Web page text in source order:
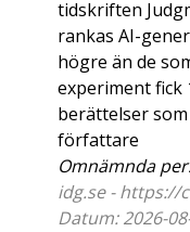
tidskriften
rankas AI-
högre än de
experiment fick
berättelser
författare
Omnämnda
idg.se - https://
Datum: 2026-